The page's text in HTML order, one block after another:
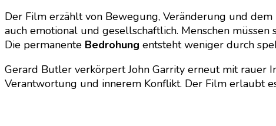
Der Film erzählt von Bewegung, Veränderung und
auch emotional und gesellschaftlich. Menschen
Die permanente Bedrohung entsteht weniger durch
Gerard Butler verkörpert John Garrity erneut mit rauer
Verantwortung und innerem Konflikt. Der Film erlaubt